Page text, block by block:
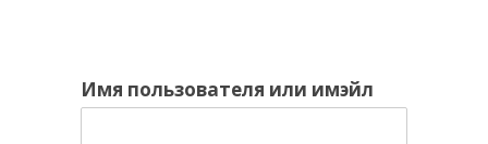
Имя пользователя или имэйл